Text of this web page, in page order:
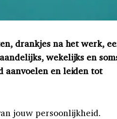
drankjes na het werk,
wekelijks en
aanvoelen en leiden tot
jouw persoonlijkheid.